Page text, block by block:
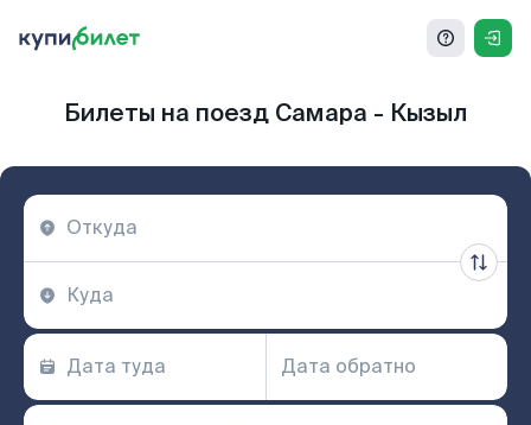
Билеты на поезд Самара - Кызыл